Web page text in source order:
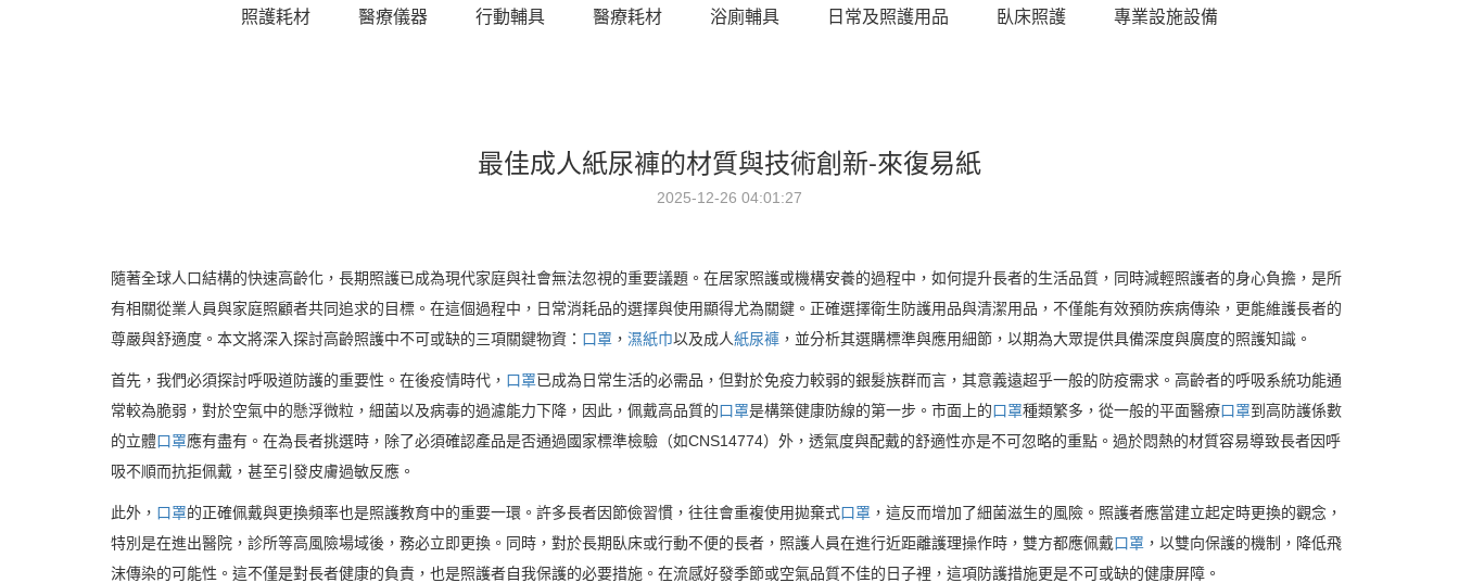
照護耗材 醫療儀器 行動輔具 醫療耗材 浴廁輔具 日常及照護用品 臥床照護 專業設施設備
最佳成人紙尿褲的材質與技術創新-來復易紙
2025-12-26 04:01:27
隨著全球人口結構的快速高齡化，長期照護已成為現代家庭與社會無法忽視的重要議題。在居家照護或機構安養的過程中，如何提升長者的生活品質，同時減輕照護者的身心負擔，是所
有相關從業人員與家庭照顧者共同追求的目標。在這個過程中，日常消耗品的選擇與使用顯得尤為關鍵。正確選擇衛生防護用品與清潔用品，不僅能有效預防疾病傳染，更能維護長者的
尊嚴與舒適度。本文將深入探討高齡照護中不可或缺的三項關鍵物資： 口罩 ， 濕紙巾以及成人紙尿褲 ，並分析其選購標準與應用細節，以期為大眾提供具備深度與廣度的照護知識。
首先，我們必須探討呼吸道防護的重要性。在後疫情時代， 口罩已成為日常生活的必需品，但對於免疫力較弱的銀髮族群而言，其意義遠超乎一般的防疫需求。高齡者的呼吸系統功能通
常較為脆弱，對於空氣中的懸浮微粒，細菌以及病毒的過濾能力下降，因此，佩戴高品質的口罩是構築健康防線的第一步。市面上的口罩種類繁多，從一般的平面醫療口罩到高防護係數
的立體口罩應有盡有。在為長者挑選時，除了必須確認產品是否通過國家標準檢驗（如CNS14774）外，透氣度與配戴的舒適性亦是不可忽略的重點。過於悶熱的材質容易導致長者因呼
吸不順而抗拒佩戴，甚至引發皮膚過敏反應。
此外， 口罩的正確佩戴與更換頻率也是照護教育中的重要一環。許多長者因節儉習慣，往往會重複使用拋棄式口罩 ，這反而增加了細菌滋生的風險。照護者應當建立起定時更換的觀念，
特別是在進出醫院，診所等高風險場域後，務必立即更換。同時，對於長期臥床或行動不便的長者，照護人員在進行近距離護理操作時，雙方都應佩戴口罩 ，以雙向保護的機制，降低飛
沫傳染的可能性。這不僅是對長者健康的負責，也是照護者自我保護的必要措施。在流感好發季節或空氣品質不佳的日子裡，這項防護措施更是不可或缺的健康屏障。